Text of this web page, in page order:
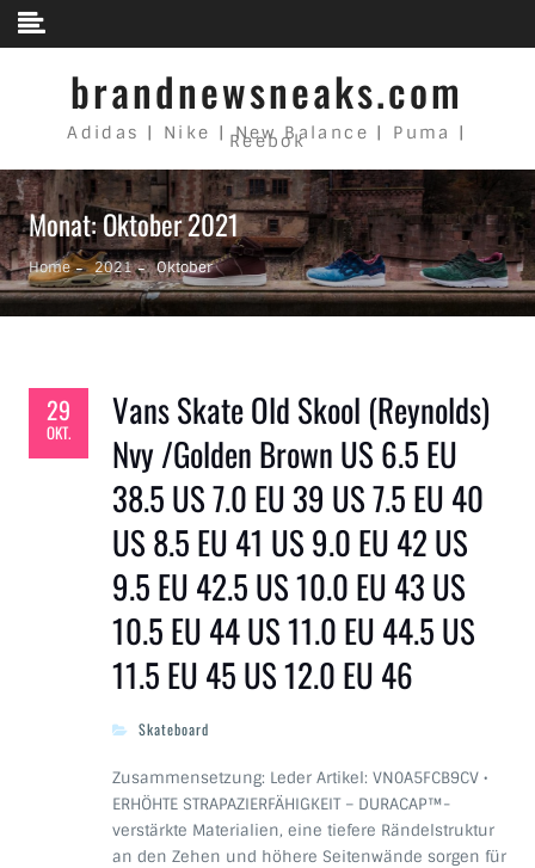
Skip to content
brandnewsneaks.com
Adidas | Nike | New Balance | Puma |
Reebok
Monat: Oktober 2021
Home 2021 Oktober
29
OKT.
Vans Skate Old Skool (Reynolds)
Nvy /Golden Brown US 6.5 EU
38.5 US 7.0 EU 39 US 7.5 EU 40
US 8.5 EU 41 US 9.0 EU 42 US
9.5 EU 42.5 US 10.0 EU 43 US
10.5 EU 44 US 11.0 EU 44.5 US
11.5 EU 45 US 12.0 EU 46
Skateboard
Zusammensetzung: Leder Artikel: VN0A5FCB9CV •
ERHÖHTE STRAPAZIERFÄHIGKEIT – DURACAP™-
verstärkte Materialien, eine tiefere Rändelstruktur
an den Zehen und höhere Seitenwände sorgen für